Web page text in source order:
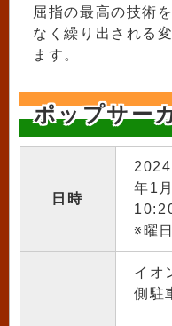
屈指の最高の技術
なく繰り出される
ます。
ポップサー
日時
年1
※曜
イオ
側駐